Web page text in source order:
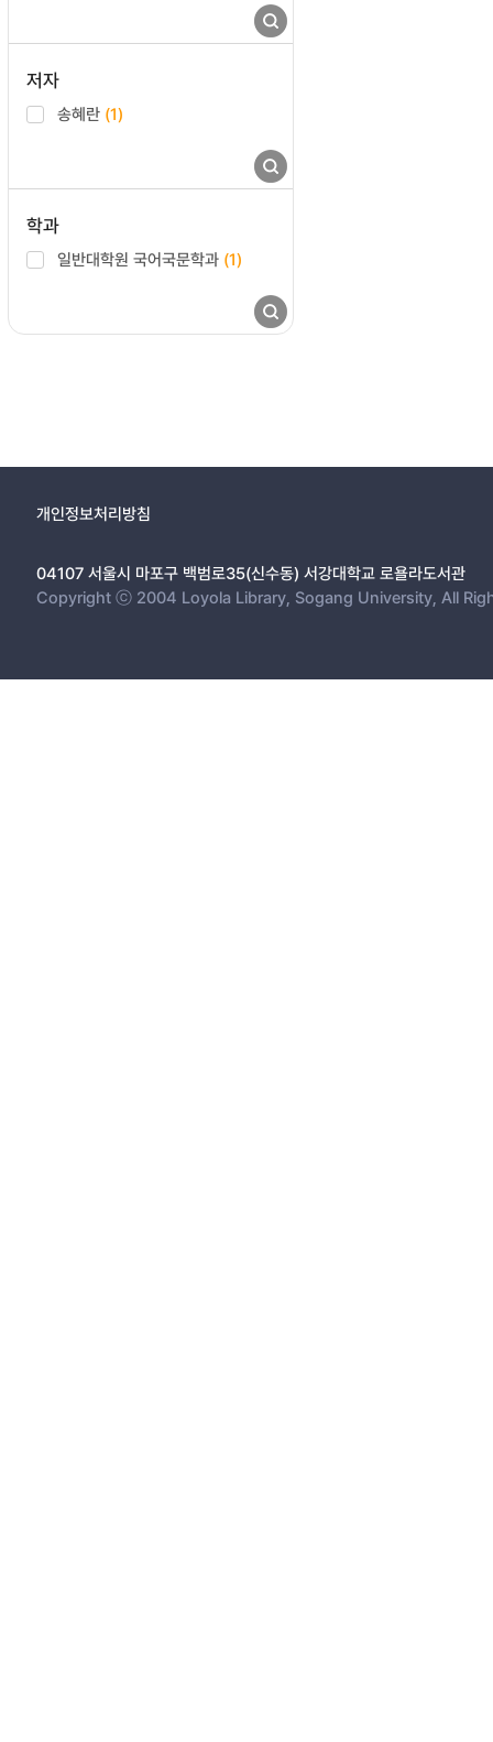
저자
송혜란 (1)
학과
일반대학원 국어국문학과 (1)
개인정보처리방침
04107 서울시 마포구 백범로35(신수동) 서강대학교 로욜라도서관
Copyright ⓒ 2004 Loyola Library, Sogang University, All